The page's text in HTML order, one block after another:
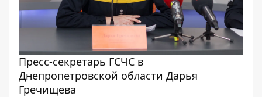
Пресс-секретарь ГСЧС в
Днепропетровской области Дарья
Гречищева